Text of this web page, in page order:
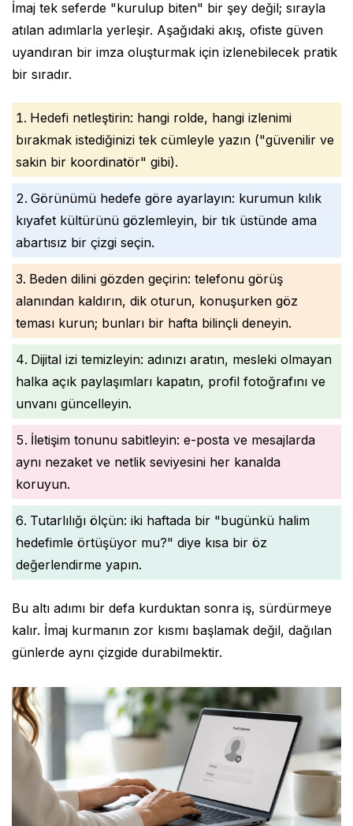
İmaj tek seferde "kurulup biten" bir şey değil; sırayla
atılan adımlarla yerleşir. Aşağıdaki akış, ofiste güven
uyandıran bir imza oluşturmak için izlenebilecek pratik
bir sıradır.
Hedefi netleştirin: hangi rolde, hangi izlenimi
bırakmak istediğinizi tek cümleyle yazın ("güvenilir ve
sakin bir koordinatör" gibi).
Görünümü hedefe göre ayarlayın: kurumun kılık
kıyafet kültürünü gözlemleyin, bir tık üstünde ama
abartısız bir çizgi seçin.
Beden dilini gözden geçirin: telefonu görüş
alanından kaldırın, dik oturun, konuşurken göz
teması kurun; bunları bir hafta bilinçli deneyin.
Dijital izi temizleyin: adınızı aratın, mesleki olmayan
halka açık paylaşımları kapatın, profil fotoğrafını ve
unvanı güncelleyin.
İletişim tonunu sabitleyin: e-posta ve mesajlarda
aynı nezaket ve netlik seviyesini her kanalda
koruyun.
Tutarlılığı ölçün: iki haftada bir "bugünkü halim
hedefimle örtüşüyor mu?" diye kısa bir öz
değerlendirme yapın.
Bu altı adımı bir defa kurduktan sonra iş, sürdürmeye
kalır. İmaj kurmanın zor kısmı başlamak değil, dağılan
günlerde aynı çizgide durabilmektir.